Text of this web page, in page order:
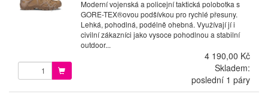
Moderní vojenská a policejní taktická polobotka s
GORE-TEX®ovou podšívkou pro rychlé přesuny.
Lehká, pohodlná, podélně ohebná. Využívají jí i
civilní zákazníci jako vysoce pohodlnou a stabilní
outdoor...
4 190,00 Kč
Skladem:
poslední 1 páry